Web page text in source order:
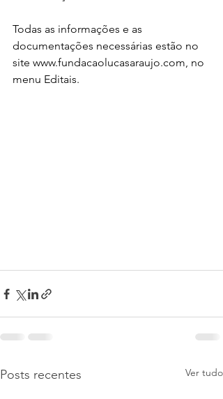
Todas as informações e as
documentações necessárias estão no
site www.fundacaolucasaraujo.com, no
menu Editais.
Posts recentes Ver tudo